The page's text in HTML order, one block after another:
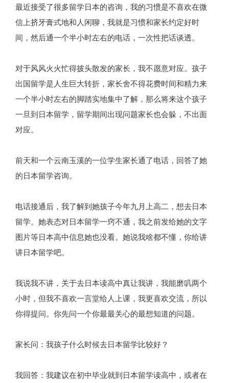
最近接受了很多留学日本的咨询，我的习惯是不喜欢在微
信上挤牙膏式地和人闲聊，我就是习惯和家长约定好时
间，然后通一个半小时左右的电话，一次性把话谈透。
对于风风火火忙得披头散发的家长，我不愿意对应。孩子
出国留学是人生巨大转折，家长舍不得花费时间和精力来
一个半小时左右的脚踏实地集中了解，那么将来这个孩子
一旦到日本留学，留学期间出现问题家长也会躲，不出面
对应。
前天和一个云南玉溪的一位学生家长通了电话，回答了她
的日本留学咨询。
电话接通后，我了解到她孩子今年九月上高二，想去日本
留学。她表态对日本留学一窍不通，我之前发给她的文字
图片等日本高中信息她也没看。她说我啥都不懂，你给讲
讲日本留学吧。
我说我不讲，关于去日本读高中真让我讲，我能磨叽两个
小时，但我不喜欢一言堂给人上课，我更喜欢交流，所以
你得提问。你先问一个你最最关心的最想知道的问题。
家长问：我孩子什么时候去日本留学比较好？
我回答：我建议在初中毕业就到日本留学读高中，或者在